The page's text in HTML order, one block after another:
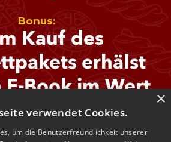
Bonus:
Kauf des
erhälst
E-Book im Wert
gratis dazu!
teile ich 30+ getestete
×
verwendet Cookies.
um die Benutzerfreundlichkeit unserer